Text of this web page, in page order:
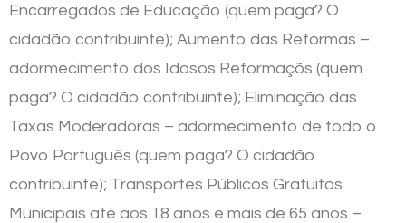
Encarregados de Educação (quem paga? O
cidadão contribuinte); Aumento das Reformas –
adormecimento dos Idosos Reformaçõs (quem
paga? O cidadão contribuinte); Eliminação das
Taxas Moderadoras – adormecimento de todo o
Povo Português (quem paga? O cidadão
contribuinte); Transportes Públicos Gratuitos
Municipais até aos 18 anos e mais de 65 anos –